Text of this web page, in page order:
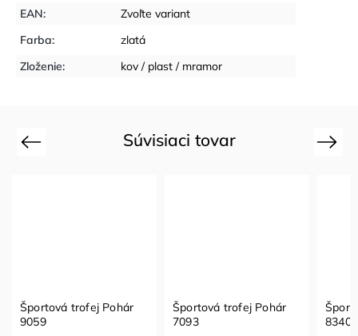
EAN:
Zvoľte variant
Farba:
zlatá
Zloženie: kov / plast / mramor
Súvisiaci tovar
Previous
Športová trofej Pohár
9059
Športová trofej Pohár
7093
8340
Next